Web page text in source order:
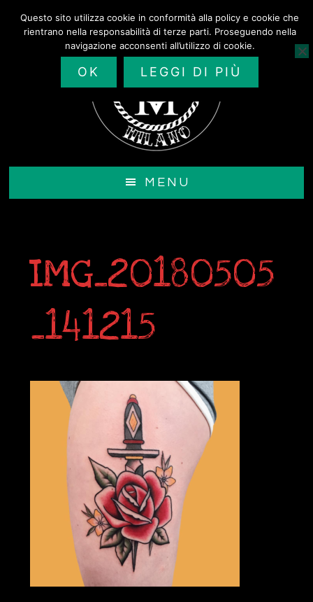
MENU
IMG_20180505
_141215
Questo sito utilizza cookie in conformità alla policy e cookie che
rientrano nella responsabilità di terze parti. Proseguendo nella
navigazione acconsenti all’utilizzo di cookie.
OK LEGGI DI PIÙ